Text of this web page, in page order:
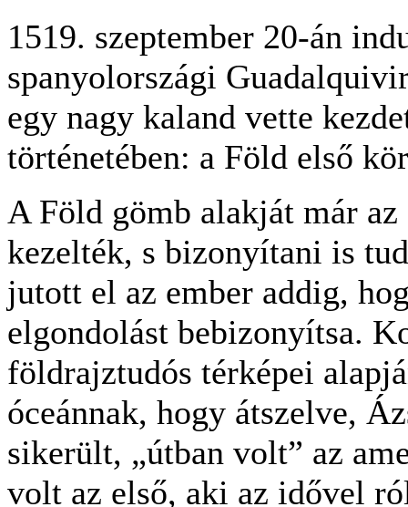
1519. szeptember 20-án
spanyolországi
egy nagy kaland vette
történetében: a Föld első
A Föld gömb alakját már
kezelték, s bizonyítani is
jutott el az ember addig,
elgondolást bebizonyítsa.
földrajztudós térképei
óceánnak, hogy átszelve,
sikerült, „útban volt” az
volt az első, aki az idővel